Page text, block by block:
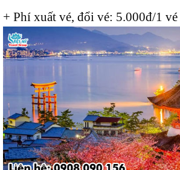
+ Phí xuất vé, đổi vé: 5.000đ/1 vé